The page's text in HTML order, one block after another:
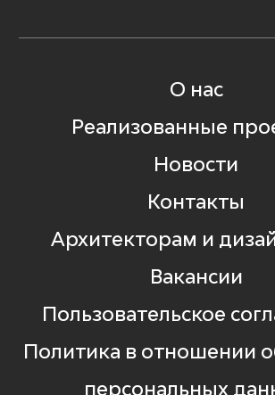
О нас
Реализованные
Новости
Контакты
Архитекторам и
Вакансии
Пользовательское
Политика в отношении
персональных